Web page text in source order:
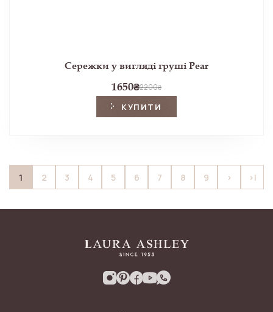
Сережки у вигляді груші Pear
1650₴2200₴
КУПИТИ
1 2 3 4 5 6 7 8 9 > >|